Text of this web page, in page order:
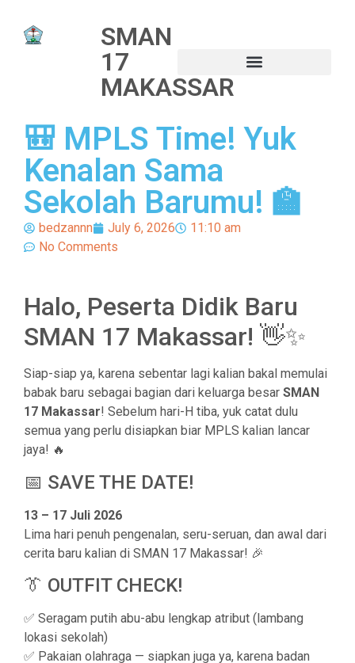
SMAN
17
MAKASSAR
🎒 MPLS Time! Yuk
Kenalan Sama
Sekolah Barumu! 🏫
bedzannn July 6, 2026
11:10 am
No Comments
Halo, Peserta Didik Baru
SMAN 17 Makassar! 👋✨
Siap-siap ya, karena sebentar lagi kalian bakal memulai
babak baru sebagai bagian dari keluarga besar SMAN
17 Makassar! Sebelum hari-H tiba, yuk catat dulu
semua yang perlu disiapkan biar MPLS kalian lancar
jaya! 🔥
📅 SAVE THE DATE!
13 – 17 Juli 2026
Lima hari penuh pengenalan, seru-seruan, dan awal dari
cerita baru kalian di SMAN 17 Makassar! 🎉
👔 OUTFIT CHECK!
✅ Seragam putih abu-abu lengkap atribut (lambang
lokasi sekolah)
✅ Pakaian olahraga — siapkan juga ya, karena badan